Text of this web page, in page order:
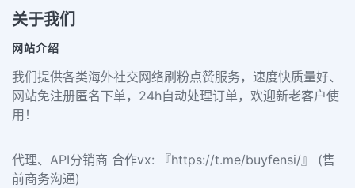
关于我们
网站介绍
我们提供各类海外社交网络刷粉点赞服务，速度快质量好、
网站免注册匿名下单，24h自动处理订单，欢迎新老客户使
用！
代理、API分销商 合作vx: 『https://t.me/buyfensi/』 (售
前商务沟通)